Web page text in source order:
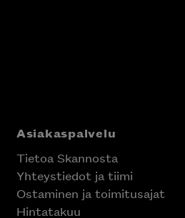
Asiakaspalvelu
Tietoa Skannosta
Yhteystiedot ja tiimi
Ostaminen ja toimitusajat
Hintatakuu